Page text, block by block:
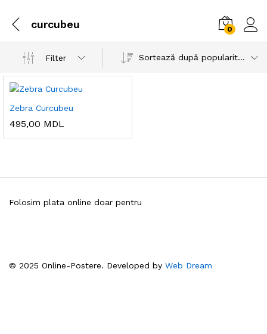
curcubeu 0
Filter Sortează după popularitatea vânzărilor
Zebra Curcubeu
495,00 MDL
© 2025 Online-Postere. Developed by Web Dream
Folosim plata online doar pentru